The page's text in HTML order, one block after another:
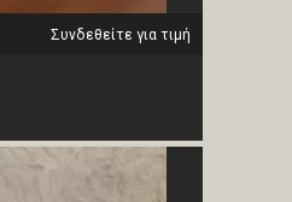
Συνδεθείτε για τιμή